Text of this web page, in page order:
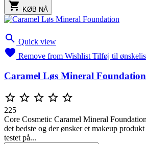
 KØB NÅ
 Quick view
 Remove from Wishlist Tilføj til
Caramel Løs Mineral Foundation
    
225
Core Cosmetic Caramel Mineral
det bedste og der ønsker et makeup
testet på...